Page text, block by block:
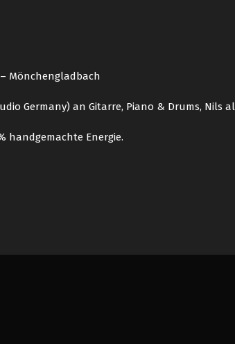
Mönchengladbach
Germany) an Gitarre, Piano & Drums, Nils
handgemachte Energie.